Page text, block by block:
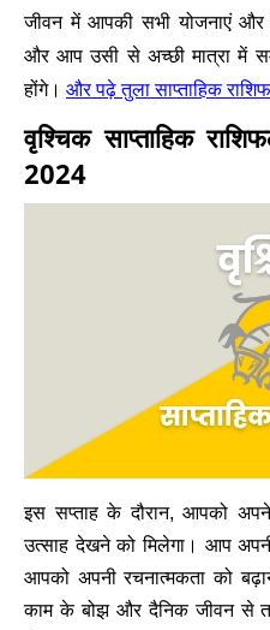
जीवन में आपकी सभी योजनाएं और
और आप उसी से अच्छी मात्रा में
होंगे। और पढ़े तुला साप्ताहिक
वृश्चिक साप्ताहिक
2024
इस सप्ताह के दौरान, आपको
उत्साह देखने को मिलेगा। आप
आपको अपनी रचनात्मकता को
काम के बोझ और दैनिक जीवन से